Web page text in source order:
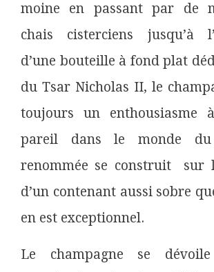
moine en passant par de
chais cisterciens jusqu’à
d’une bouteille à fond plat
du Tsar Nicholas II, le
toujours un enthousiasme
pareil dans le monde
renommée se construit sur
d’un contenant aussi sobre
en est exceptionnel.
Le champagne se